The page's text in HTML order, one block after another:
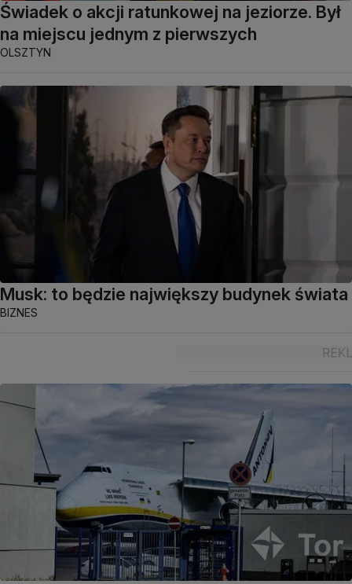
Świadek o akcji ratunkowej na jeziorze. Był
na miejscu jednym z pierwszych
OLSZTYN
Musk: to będzie największy budynek świata
BIZNES